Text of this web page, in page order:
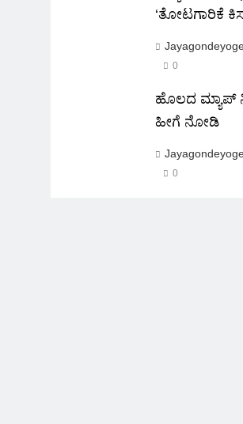
‘ತೋಟಗಾರಿಕೆ
0
ಹೊಲದ ಮ್ಯಾಪ್
ಹೀಗೆ ನೋಡಿ
0